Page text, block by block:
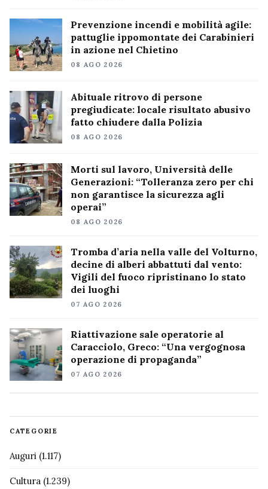
Prevenzione incendi e mobilità agile:
pattuglie ippomontate dei Carabinieri
in azione nel Chietino
08 AGO 2026
Abituale ritrovo di persone
pregiudicate: locale risultato abusivo
fatto chiudere dalla Polizia
08 AGO 2026
Morti sul lavoro, Università delle
Generazioni: “Tolleranza zero per chi
non garantisce la sicurezza agli
operai”
08 AGO 2026
Tromba d’aria nella valle del Volturno,
decine di alberi abbattuti dal vento:
Vigili del fuoco ripristinano lo stato
dei luoghi
07 AGO 2026
Riattivazione sale operatorie al
Caracciolo, Greco: “Una vergognosa
operazione di propaganda”
07 AGO 2026
CATEGORIE
Auguri (1.117)
Cultura (1.239)